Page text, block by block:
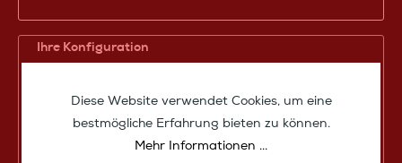
Ihre Konfiguration
Zwischensumme
4.220,00 €*
Zusammenfassung
Diese Website verwendet Cookies, um eine
bestmögliche Erfahrung bieten zu können.
Mehr Informationen ...